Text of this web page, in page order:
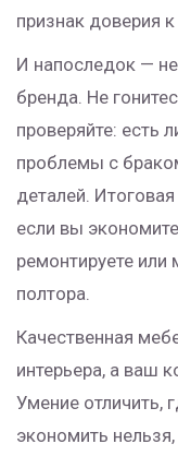
признак доверия
И напоследок —
бренда. Не
проверяйте: есть
проблемы с
деталей.
если вы
ремонтируете или
полтора.
Качественная
интерьера, а ваш
Умение отличить,
экономить